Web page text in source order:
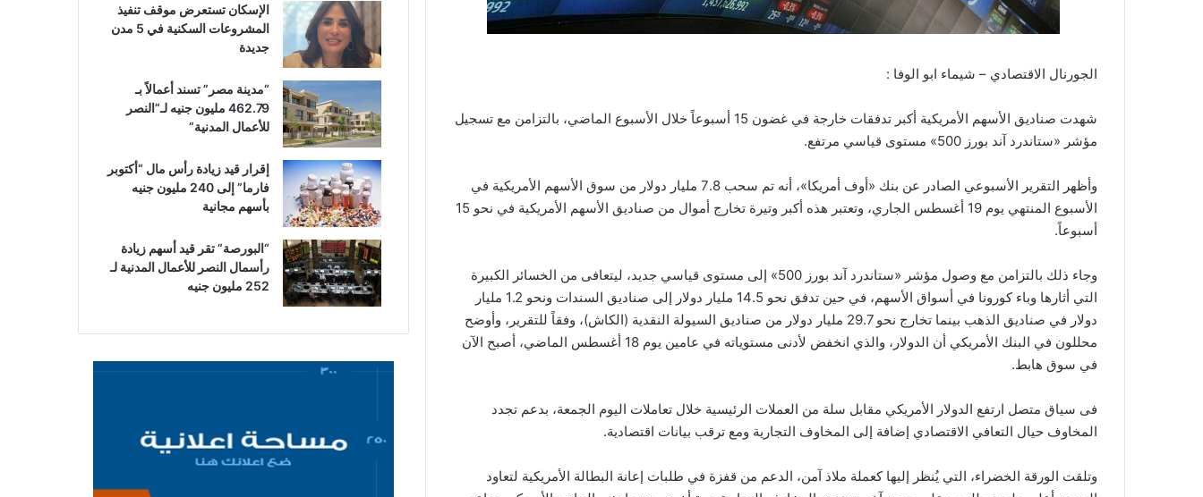
الجورنال الاقتصادي – شيماء ابو الوفا :
شهدت صناديق الأسهم الأمريكية أكبر تدفقات خارجة في غضون 15 أسبوعاً خلال الأسبوع الماضي، بالتزامن مع تسجيل
مؤشر «ستاندرد آند بورز 500» مستوى قياسي مرتفع.
وأظهر التقرير الأسبوعي الصادر عن بنك «أوف أمريكا»، أنه تم سحب 7.8 مليار دولار من سوق الأسهم الأمريكية في
الأسبوع المنتهي يوم 19 أغسطس الجاري، وتعتبر هذه أكبر وتيرة تخارج أموال من صناديق الأسهم الأمريكية في نحو 15
أسبوعاً.
وجاء ذلك بالتزامن مع وصول مؤشر «ستاندرد آند بورز 500» إلى مستوى قياسي جديد، ليتعافى من الخسائر الكبيرة
التي أثارها وباء كورونا في أسواق الأسهم، في حين تدفق نحو 14.5 مليار دولار إلى صناديق السندات ونحو 1.2 مليار
دولار في صناديق الذهب بينما تخارج نحو 29.7 مليار دولار من صناديق السيولة النقدية (الكاش)، وفقاً للتقرير، وأوضح
محللون في البنك الأمريكي أن الدولار، والذي انخفض لأدنى مستوياته في عامين يوم 18 أغسطس الماضي، أصبح الآن
في سوق هابط.
فى سياق متصل ارتفع الدولار الأمريكي مقابل سلة من العملات الرئيسية خلال تعاملات اليوم الجمعة، بدعم تجدد
المخاوف حيال التعافي الاقتصادي إضافة إلى المخاوف التجارية ومع ترقب بيانات اقتصادية.
وتلقت الورقة الخضراء، التي يُنظر إليها كعملة ملاذ آمن، الدعم من قفزة في طلبات إعانة البطالة الأمريكية لتعاود
الإسكان تستعرض موقف تنفيذ
المشروعات السكنية في 5 مدن
جديدة
“مدينة مصر” تسند أعمالاً بـ
462.79 مليون جنيه لـ”النصر
للأعمال المدنية”
إقرار قيد زيادة رأس مال “أكتوبر
فارما” إلى 240 مليون جنيه
بأسهم مجانية
“البورصة” تقر قيد أسهم زيادة
رأسمال النصر للأعمال المدنية لـ
252 مليون جنيه